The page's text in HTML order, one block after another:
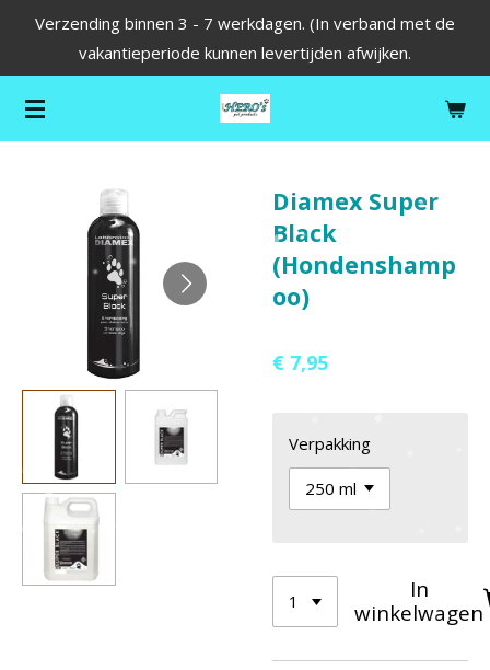
de
hoofdinhoud
Verzending binnen 3 - 7 werkdagen. (In verband met de
vakantieperiode kunnen levertijden afwijken.
Diamex Super
Black
(Hondenshamp
oo)
€ 7,95
Verpakking
In
winkelwagen